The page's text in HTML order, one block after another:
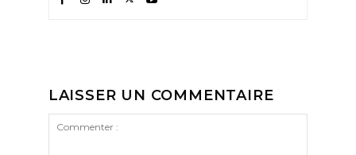
LAISSER UN COMMENTAIRE